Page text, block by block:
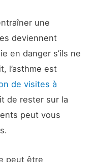
une
deviennent
en danger s’ils ne
l’asthme est
de visites à
de rester sur la
peut vous
peut être